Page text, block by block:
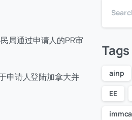
局通过申请人的PR审
申请人登陆加拿大并
Tags
ainp
EE